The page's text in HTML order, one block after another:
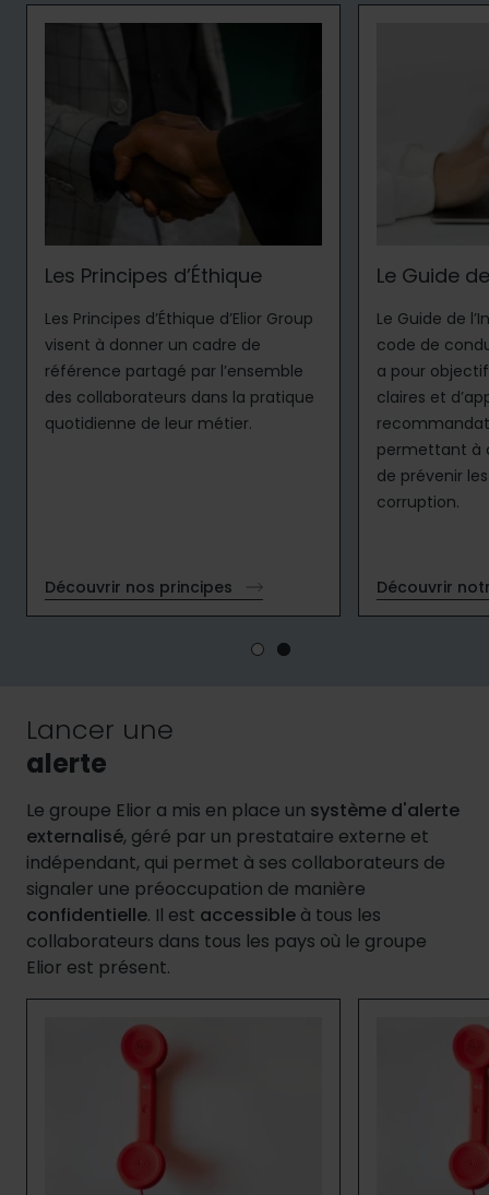
Les Principes d’Éthique
Les Principes d’Éthique d’Elior Group
visent à donner un cadre de
référence partagé par l’ensemble
des collaborateurs dans la pratique
quotidienne de leur métier.
Découvrir nos principes
Le Guide
Le Guide de
code de
a pour
claires et
permettant à
de prévenir
corruption.
Découvrir
Lancer une
alerte
Le groupe Elior a mis en place un système d'alerte
externalisé, géré par un prestataire externe et
indépendant, qui permet à ses collaborateurs de
signaler une préoccupation de manière
confidentielle. Il est accessible à tous les
collaborateurs dans tous les pays où le groupe
Elior est présent.